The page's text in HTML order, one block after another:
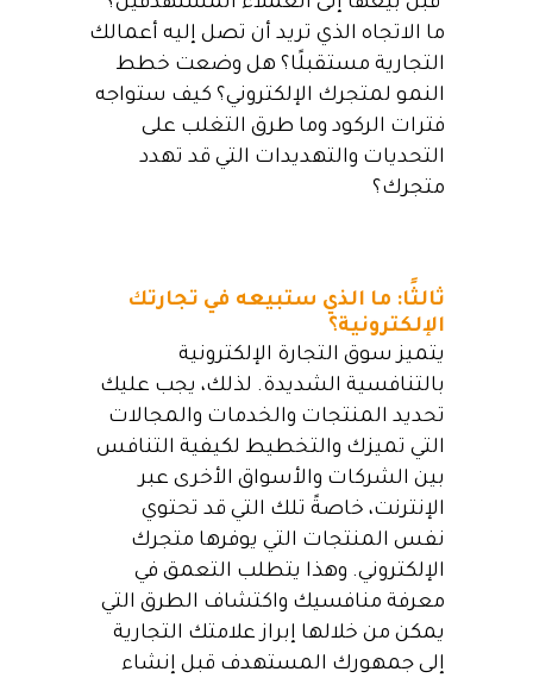
ما الاتجاه الذي تريد أن تصل إليه أعمالك
التجارية مستقبلًا؟ هل وضعت خطط
النمو لمتجرك الإلكتروني؟ كيف ستواجه
فترات الركود وما طرق التغلب على
التحديات والتهديدات التي قد تهدد
متجرك؟
ثالثًا: ما الذي ستبيعه في تجارتك
الإلكترونية؟
يتميز سوق التجارة الإلكترونية
بالتنافسية الشديدة. لذلك، يجب عليك
تحديد المنتجات والخدمات والمجالات
التي تميزك والتخطيط لكيفية التنافس
بين الشركات والأسواق الأخرى عبر
الإنترنت، خاصةً تلك التي قد تحتوي
نفس المنتجات التي يوفرها متجرك
الإلكتروني. وهذا يتطلب التعمق في
معرفة منافسيك واكتشاف الطرق التي
يمكن من خلالها إبراز علامتك التجارية
إلى جمهورك المستهدف قبل إنشاء